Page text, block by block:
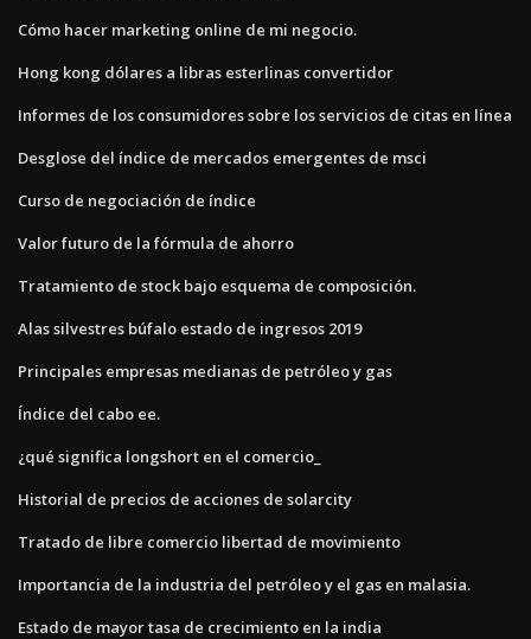
Cómo hacer marketing online de mi negocio.
Hong kong dólares a libras esterlinas convertidor
Informes de los consumidores sobre los servicios de citas en línea
Desglose del índice de mercados emergentes de msci
Curso de negociación de índice
Valor futuro de la fórmula de ahorro
Tratamiento de stock bajo esquema de composición.
Alas silvestres búfalo estado de ingresos 2019
Principales empresas medianas de petróleo y gas
Índice del cabo ee.
¿qué significa longshort en el comercio_
Historial de precios de acciones de solarcity
Tratado de libre comercio libertad de movimiento
Importancia de la industria del petróleo y el gas en malasia.
Estado de mayor tasa de crecimiento en la india